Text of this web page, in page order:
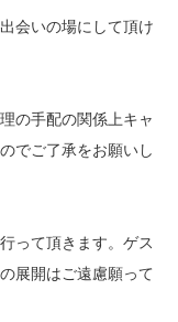
会いの場にして頂け
の手配の関係 上キャ
でご了承をお願いし
って頂きます。ゲス
展開はご遠慮願って